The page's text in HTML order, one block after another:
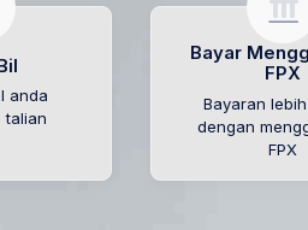
anda
talian
Bayar
FPX
Bayaran
dengan
FPX